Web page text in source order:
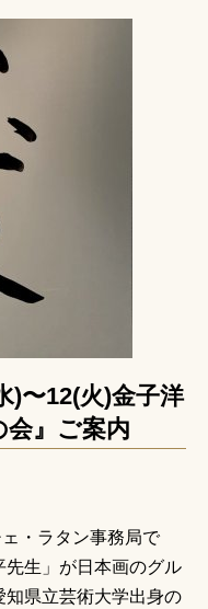
)〜12(火)金子洋
』ご案内
・ラタン事務局で
生」が日本画のグル
知県立芸術大学出身の